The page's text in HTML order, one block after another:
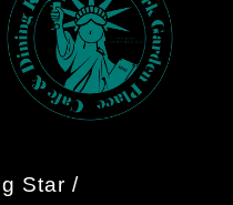
Star /